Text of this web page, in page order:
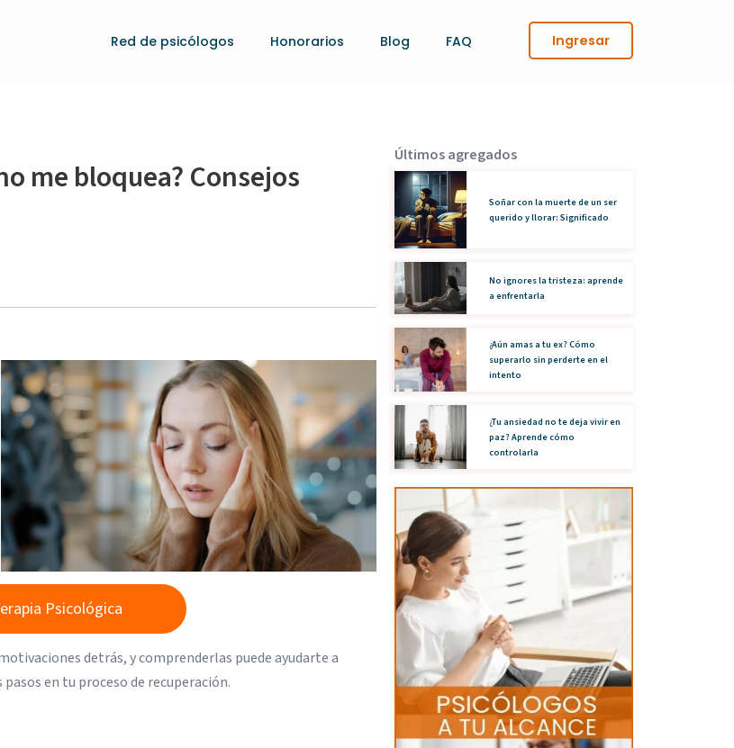
Red de psicólogos Honorarios Blog FAQ Ingresar
me bloquea? Consejos
Psicológica
detrás, y comprenderlas puede ayudarte a
en tu proceso de recuperación.
Últimos agregados
Soñar con la muerte de un ser
querido y llorar: Significado
No ignores la tristeza: aprende
a enfrentarla
¿Aún amas a tu ex? Cómo
superarlo sin perderte en el
intento
¿Tu ansiedad no te deja vivir en
paz? Aprende cómo
controlarla